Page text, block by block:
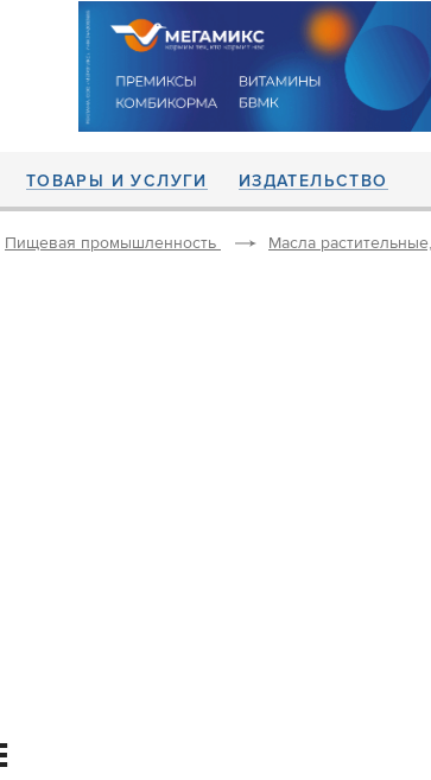
ТОВАРЫ И УСЛУГИ ИЗДАТЕЛЬСТВО
Пищевая промышленность Масла